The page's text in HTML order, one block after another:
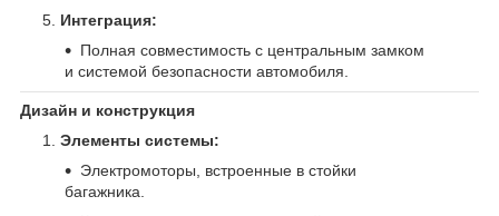
Интеграция:
Полная совместимость с центральным замком
и системой безопасности автомобиля.
Дизайн и конструкция
Элементы системы:
Электромоторы, встроенные в стойки
багажника.